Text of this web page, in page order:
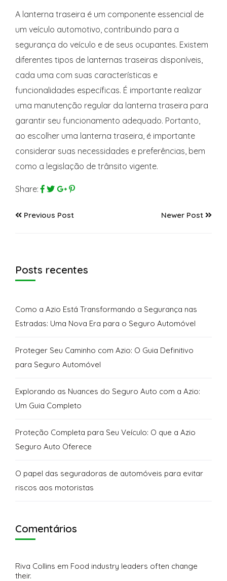
A lanterna traseira é um componente essencial de
um veículo automotivo, contribuindo para a
segurança do veículo e de seus ocupantes. Existem
diferentes tipos de lanternas traseiras disponíveis,
cada uma com suas características e
funcionalidades específicas. É importante realizar
uma manutenção regular da lanterna traseira para
garantir seu funcionamento adequado. Portanto,
ao escolher uma lanterna traseira, é importante
considerar suas necessidades e preferências, bem
como a legislação de trânsito vigente.
Share:
Previous Post Newer Post
Posts recentes
Como a Azio Está Transformando a Segurança nas
Estradas: Uma Nova Era para o Seguro Automóvel
Proteger Seu Caminho com Azio: O Guia Definitivo
para Seguro Automóvel
Explorando as Nuances do Seguro Auto com a Azio:
Um Guia Completo
Proteção Completa para Seu Veículo: O que a Azio
Seguro Auto Oferece
O papel das seguradoras de automóveis para evitar
riscos aos motoristas
Comentários
Riva Collins em Food industry leaders often change
their.